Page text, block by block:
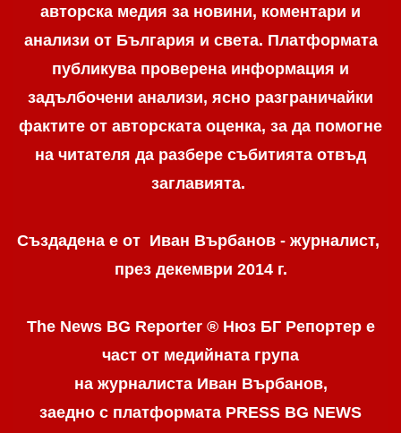
авторска медия за новини, коментари и
анализи от България и света. Платформата
публикува проверена информация и
задълбочени анализи, ясно разграничaйки
фактите от авторската оценка, за да помогне
на читателя да разбере събитията отвъд
заглавията.
Създадена е от Иван Върбанов - журналист,
през декември 2014 г.
The News BG Reporter ® Нюз БГ Репортере
част от медийната група
на журналиста Иван Върбанов,
заедно с платформата PRESS BG NEWS